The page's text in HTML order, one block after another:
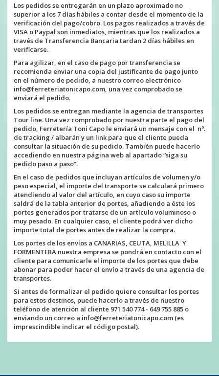
Los pedidos se entregarán en un plazo aproximado no
superior a los 7 días hábiles a contar desde el momento de la
verificación del pago/cobro. Los pagos realizados a través de
VISA o Paypal son inmediatos, mientras que los realizados a
través de Transferencia Bancaria tardan 2 días hábiles en
verificarse.
Para agilizar, en el caso de pago por transferencia se
recomienda enviar una copia del justificante de pago junto
en el número de pedido, a nuestro correo electrónico
info@ferreteriatonicapo.com , una vez comprobado se
enviará el pedido.
Los pedidos se entregan mediante la agencia de transportes
Tour line. Una vez comprobado por nuestra parte el pago del
pedido, Ferretería Toni Capo le enviará un mensaje con el nº.
de tracking / albarán y un link para que el cliente pueda
consultar la situación de su pedido. También puede hacerlo
accediendo en nuestra página web al apartado “siga su
pedido paso a paso”.
En el caso de pedidos que incluyan artículos de volumen y/o
peso especial, el importe del transporte se calculará primero
atendiendo al valor del artículo, en cuyo caso su importe
saldrá de la tabla anterior de portes, añadiendo a éste los
portes generados por tratarse de un artículo voluminoso o
muy pesado. En cualquier caso, el cliente podrá ver dicho
importe total de portes antes de realizar la compra.
Los portes de los envíos a CANARIAS, CEUTA, MELILLA Y
FORMENTERA nuestra empresa se pondrá en contacto con el
cliente para comunicarle el importe de los portes que debe
abonar para poder hacer el envío a través de una agencia de
transportes.
Si antes de formalizar el pedido quiere consultar los portes
para estos destinos, puede hacerlo a través de nuestro
teléfono de atención al cliente 971 540 774 - 649 755 885 o
enviando un correo a info@ferreteriatonicapo.com (es
imprescindible indicar el código postal).